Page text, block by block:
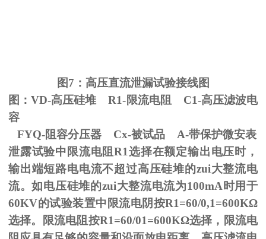
图7 ：高压直流泄漏试验接线图
图：VD-高压硅堆R1-限流电阻 C1-高压滤波电
容
FYQ-阻容分压器 Cx-被试品 A-带保护微安表
泄露试验中限流电阻R1选择在额定输出电压时，
输出端短路电电流不超过高压硅堆的zui大整流电
流。如电压硅堆的zui大整流电流为100mA 时用于
60KV的试验装置中限流电阴按R1=60/0,1=600KΩ
选择。限流电阻按R1=60/01=600KΩ选择，限流电